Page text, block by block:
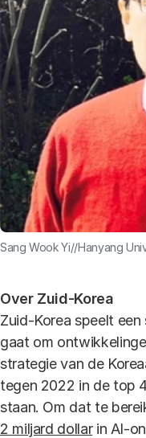
Sang Wook Yi//Hanyang
Over Zuid-Korea
Zuid-Korea speelt
gaat om
strategie van de
tegen 2022 in de top
staan. Om dat te
2 miljard dollarin AI-